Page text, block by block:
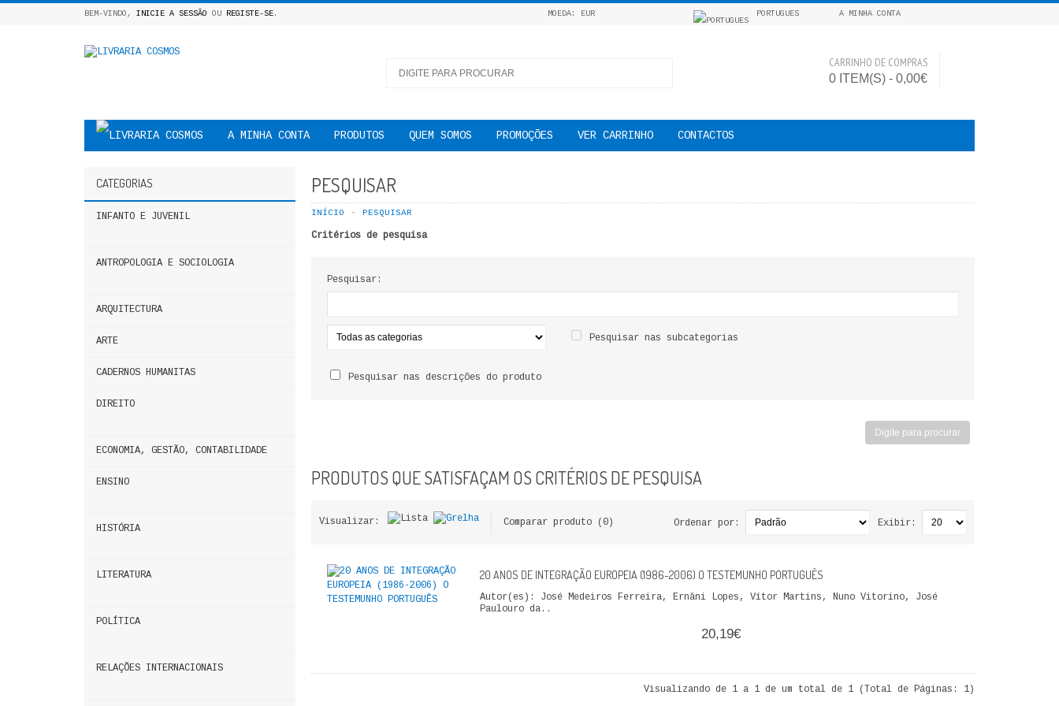
BEM-VINDO, INICIE A SESSÃO OU REGISTE-SE. MOEDA: EUR PORTUGUES A MINHA CONTA
CARRINHO DE COMPRAS
0 ITEM(S) - 0,00€
A MINHA CONTA PRODUTOS QUEM SOMOS PROMOÇÕES VER CARRINHO CONTACTOS
CATEGORIAS
INFANTO E JUVENIL
ANTROPOLOGIA E SOCIOLOGIA
ARQUITECTURA
ARTE
CADERNOS HUMANITAS
DIREITO
ECONOMIA, GESTÃO, CONTABILIDADE
ENSINO
HISTÓRIA
LITERATURA
POLÍTICA
RELAÇÕES INTERNACIONAIS
PESQUISAR
INÍCIO PESQUISAR
Critérios de pesquisa
Pesquisar:
Pesquisar nas subcategorias
Pesquisar nas descrições do produto
PRODUTOS QUE SATISFAÇAM OS CRITÉRIOS DE PESQUISA
Visualizar: Comparar produto (0) Exibir:
Ordenar por:
20 ANOS DE INTEGRAÇÃO EUROPEIA (1986-2006) O TESTEMUNHO PORTUGUÊS
Autor(es): José Medeiros Ferreira, Ernâni Lopes, Vítor Martins, Nuno Vitorino, José
Paulouro da..
20,19€
Visualizando de 1 a 1 de um total de 1 (Total de Páginas: 1)